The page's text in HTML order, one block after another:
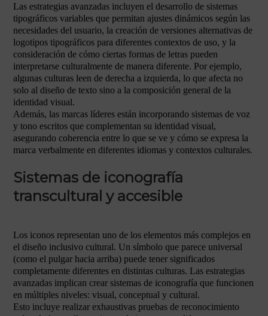
Las estrategias avanzadas incluyen el desarrollo de sistemas
tipográficos variables que permitan ajustes dinámicos según las
necesidades del usuario, la creación de versiones alternativas de
logotipos tipográficos para diferentes contextos de uso, y la
consideración de cómo ciertas formas de letras pueden
interpretarse culturalmente de manera diferente. Por ejemplo,
algunas culturas leen de derecha a izquierda, lo que afecta no
solo al diseño de texto sino a la composición general de la
identidad visual.
Además, las marcas líderes están incorporando sistemas de voz
y tono escritos que complementan su identidad visual,
asegurando coherencia entre lo que se ve y cómo se expresa la
marca verbalmente en diferentes idiomas y contextos culturales.
Sistemas de iconografía
transcultural y accesible
Los iconos representan uno de los elementos más complejos en
el diseño inclusivo cultural. Un símbolo que parece universal
(como el pulgar hacia arriba) puede tener significados
completamente diferentes en distintas culturas. Las estrategias
avanzadas implican crear sistemas de iconografía que funcionen
en múltiples niveles: visual, conceptual y cultural.
Esto incluye realizar exhaustivas pruebas de reconocimiento